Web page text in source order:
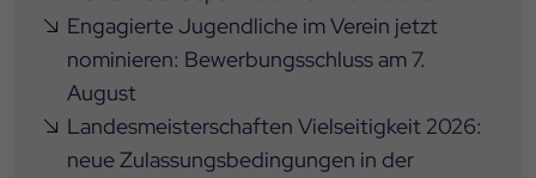
Engagierte Jugendliche im Verein jetzt
nominieren: Bewerbungsschluss am 7.
August
Landesmeisterschaften Vielseitigkeit 2026:
neue Zulassungsbedingungen in der